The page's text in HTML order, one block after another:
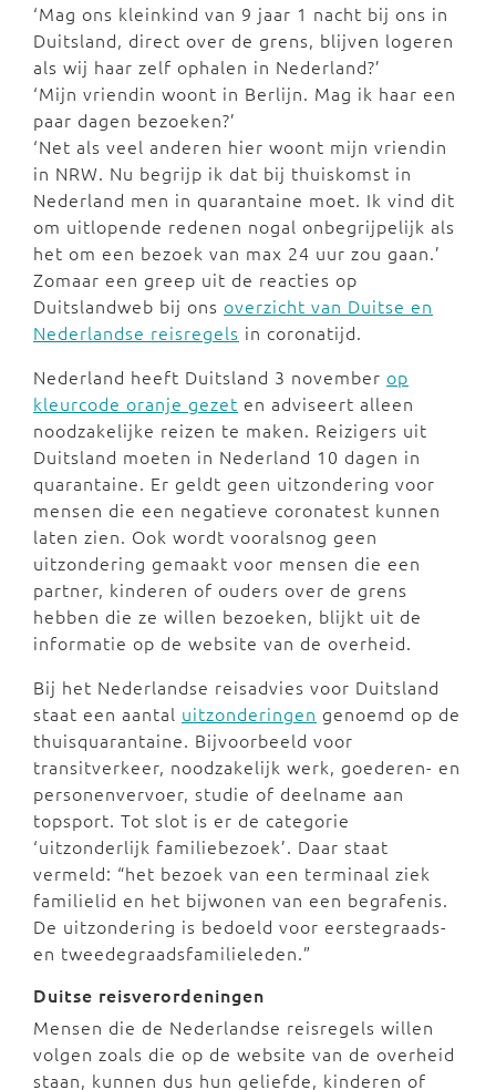
‘Mag ons kleinkind van 9 jaar 1 nacht bij ons in
Duitsland, direct over de grens, blijven logeren
als wij haar zelf ophalen in Nederland?’
‘Mijn vriendin woont in Berlijn. Mag ik haar een
paar dagen bezoeken?’
‘Net als veel anderen hier woont mijn vriendin
in NRW. Nu begrijp ik dat bij thuiskomst in
Nederland men in quarantaine moet. Ik vind dit
om uitlopende redenen nogal onbegrijpelijk als
het om een bezoek van max 24 uur zou gaan.’
Zomaar een greep uit de reacties op
Duitslandweb bij ons overzicht van Duitse en
Nederlandse reisregels in coronatijd.
Nederland heeft Duitsland 3 november op
kleurcode oranje gezet en adviseert alleen
noodzakelijke reizen te maken. Reizigers uit
Duitsland moeten in Nederland 10 dagen in
quarantaine. Er geldt geen uitzondering voor
mensen die een negatieve coronatest kunnen
laten zien. Ook wordt vooralsnog geen
uitzondering gemaakt voor mensen die een
partner, kinderen of ouders over de grens
hebben die ze willen bezoeken, blijkt uit de
informatie op de website van de overheid.
Bij het Nederlandse reisadvies voor Duitsland
staat een aantal uitzonderingen genoemd op de
thuisquarantaine. Bijvoorbeeld voor
transitverkeer, noodzakelijk werk, goederen- en
personenvervoer, studie of deelname aan
topsport. Tot slot is er de categorie
‘uitzonderlijk familiebezoek’. Daar staat
vermeld: “het bezoek van een terminaal ziek
familielid en het bijwonen van een begrafenis.
De uitzondering is bedoeld voor eerstegraads-
en tweedegraadsfamilieleden.”
Duitse reisverordeningen
Mensen die de Nederlandse reisregels willen
volgen zoals die op de website van de overheid
staan, kunnen dus hun geliefde, kinderen of